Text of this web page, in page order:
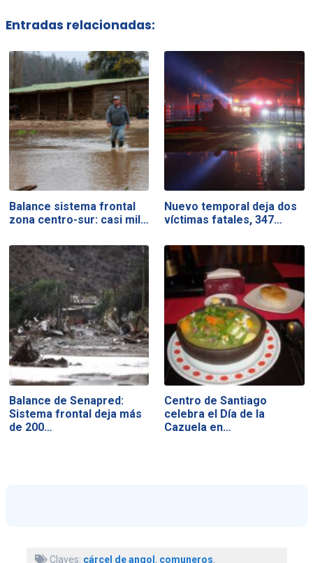
Entradas relacionadas:
Balance sistema frontal
zona centro-sur: casi mil…
Nuevo temporal deja dos
víctimas fatales, 347…
Balance de Senapred:
Sistema frontal deja más
de 200…
Centro de Santiago
celebra el Día de la
Cazuela en…
Claves: cárcel de angol, comuneros,